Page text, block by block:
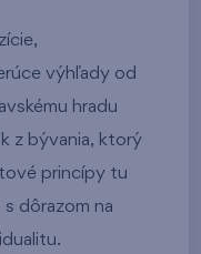
výhľady od
hradu
z bývania, ktorý
princípy tu
dôrazom na